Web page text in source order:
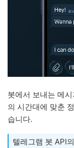
봇에서 보내는 메
의 시간대에 맞춘
습니다.
텔레그램 봇 API